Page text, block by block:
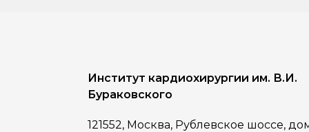
Институт кардиохирургии им. В.И.
Бураковского
121552, Москва, Рублевское шоссе,